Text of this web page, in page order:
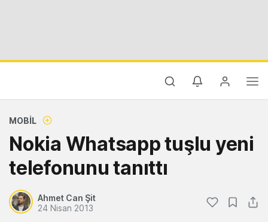
MOBIL
Nokia Whatsapp tuşlu yeni
telefonunu tanıttı
Ahmet Can Şit
24 Nisan 2013